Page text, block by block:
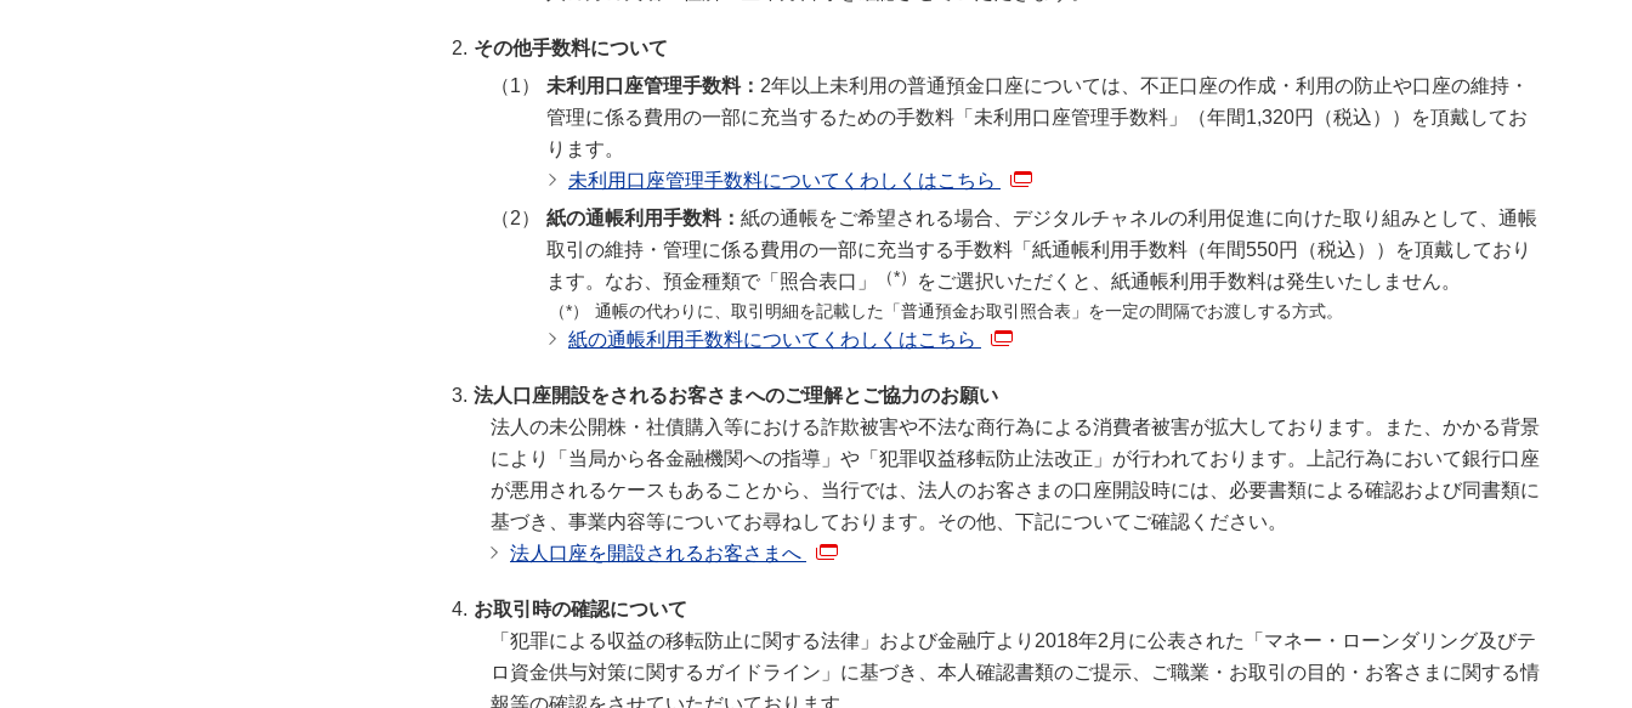
その他手数料について
未利用口座管理手数料： 2年以上未利用の普通預金口座については、不正口座の作成・利用の防止や口座の維持・
管理に係る費用の一部に充当するための手数料「未利用口座管理手数料」（年間1,320円（税込））を頂戴してお
ります。
未利用口座管理手数料についてくわしくはこちら
紙の通帳利用手数料： 紙の通帳をご希望される場合、デジタルチャネルの利用促進に向けた取り組みとして、通帳
取引の維持・管理に係る費用の一部に充当する手数料「紙通帳利用手数料（年間550円（税込））を頂戴しており
ます。なお、預金種類で「照合表口」
（*） をご選択いただくと、紙通帳利用手数料は発生いたしません。
通帳の代わりに、取引明細を記載した「普通預金お取引照合表」を一定の間隔でお渡しする方式。
紙の通帳利用手数料についてくわしくはこちら
法人口座開設をされるお客さまへのご理解とご協力のお願い
法人の未公開株・社債購入等における詐欺被害や不法な商行為による消費者被害が拡大しております。また、かかる背景
により「当局から各金融機関への指導」や「犯罪収益移転防止法改正」が行われております。上記行為において銀行口座
が悪用されるケースもあることから、当行では、法人のお客さまの口座開設時には、必要書類による確認および同書類に
基づき、事業内容等についてお尋ねしております。その他、下記についてご確認ください。
法人口座を開設されるお客さまへ
お取引時の確認について
「犯罪による収益の移転防止に関する法律」および金融庁より2018年2月に公表された「マネー・ローンダリング及びテ
ロ資金供与対策に関するガイドライン」に基づき、本人確認書類のご提示、ご職業・お取引の目的・お客さまに関する情
報等の確認をさせていただいております。